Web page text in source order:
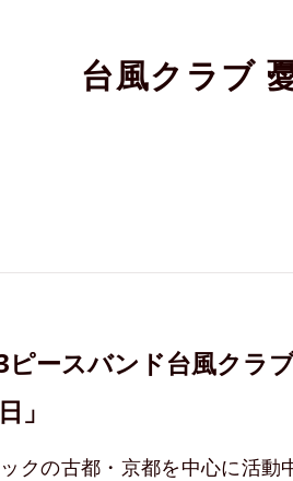
台風クラブ
ピースバンド台風クラ
」
クの古都・京都を中心に活動